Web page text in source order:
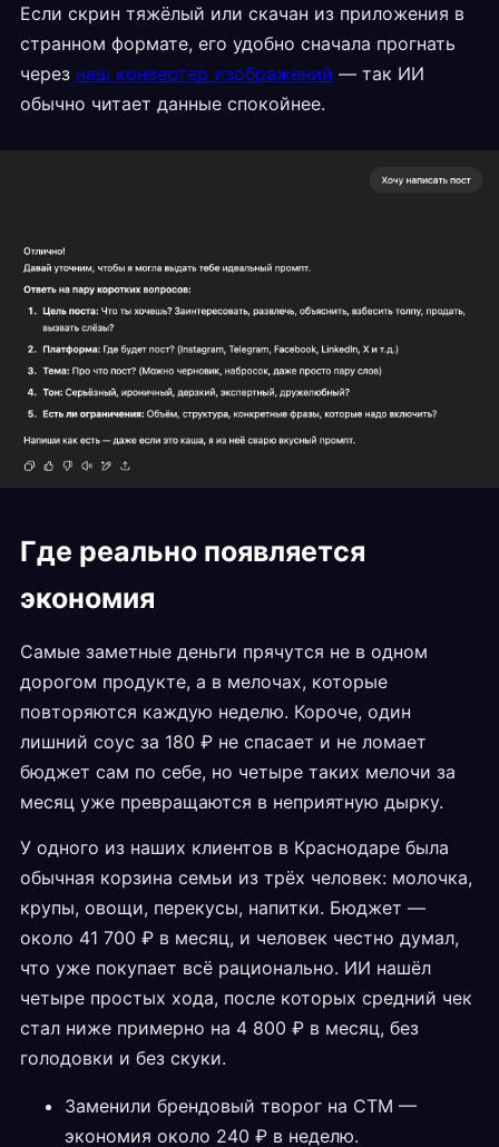
Если скрин тяжёлый или скачан из приложения в
странном формате, его удобно сначала прогнать
через наш конвертер изображений — так ИИ
обычно читает данные спокойнее.
Где реально появляется
экономия
Самые заметные деньги прячутся не в одном
дорогом продукте, а в мелочах, которые
повторяются каждую неделю. Короче, один
лишний соус за 180 ₽ не спасает и не ломает
бюджет сам по себе, но четыре таких мелочи за
месяц уже превращаются в неприятную дырку.
У одного из наших клиентов в Краснодаре была
обычная корзина семьи из трёх человек: молочка,
крупы, овощи, перекусы, напитки. Бюджет —
около 41 700 ₽ в месяц, и человек честно думал,
что уже покупает всё рационально. ИИ нашёл
четыре простых хода, после которых средний чек
стал ниже примерно на 4 800 ₽ в месяц, без
голодовки и без скуки.
Заменили брендовый творог на СТМ —
экономия около 240 ₽ в неделю.